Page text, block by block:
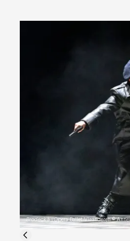
Brodeckà l'Opera Ballet Vlaanderen ©